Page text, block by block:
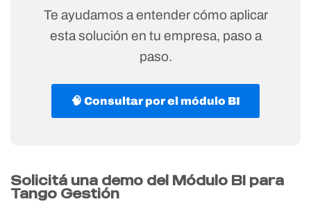
Te ayudamos a entender cómo aplicar
esta solución en tu empresa, paso a
paso.
🧠 Consultar por el módulo BI
Solicitá una demo del Módulo BI para
Tango Gestión